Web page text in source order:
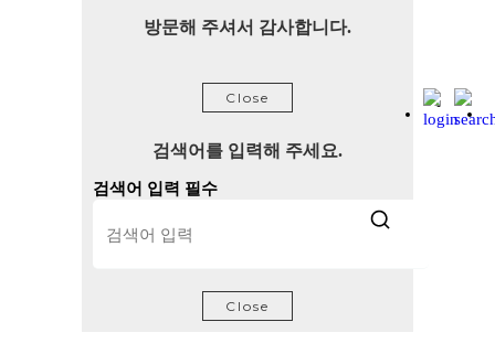
방문해 주셔서 감사합니다.
Close
검색어를 입력해 주세요.
검색어 입력 필수
Close